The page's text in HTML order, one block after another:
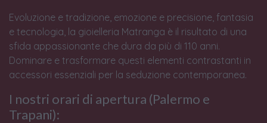
Evoluzione e tradizione, emozione e precisione, fantasia
e tecnologia, la gioielleria Matranga è il risultato di una
sfida appassionante che dura da più di 110 anni.
Dominare e trasformare questi elementi contrastanti in
accessori essenziali per la seduzione contemporanea.
I nostri orari di apertura (Palermo e
Trapani):